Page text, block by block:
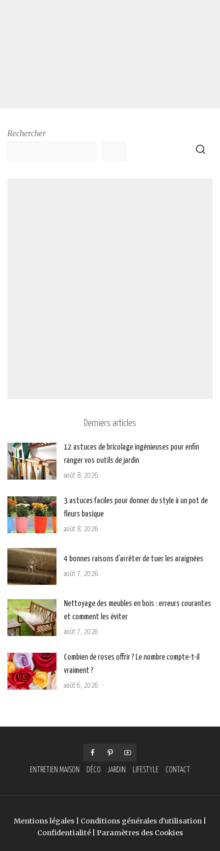
Rechercher
Derniers articles
12 astuces de bricolage ingénieuses pour enfin
ranger vos outils de jardin
août 8, 2026
3 astuces faciles pour donner du style à un pot de
fleurs basique
août 8, 2026
4 bonnes raisons d’arrêter de tuer les araignées
août 7, 2026
Nettoyage des meubles en bois : erreurs courantes
et comment les éviter
août 7, 2026
Combien de roses offrir ? Le nombre compte-t-il
vraiment ?
août 6, 2026
ENTRETIEN MAISON DÉCO JARDIN LIFESTYLE CONTACT
Mentions légales Conditions générales d'utilisation
Confidentialité| Paramètres des Cookies